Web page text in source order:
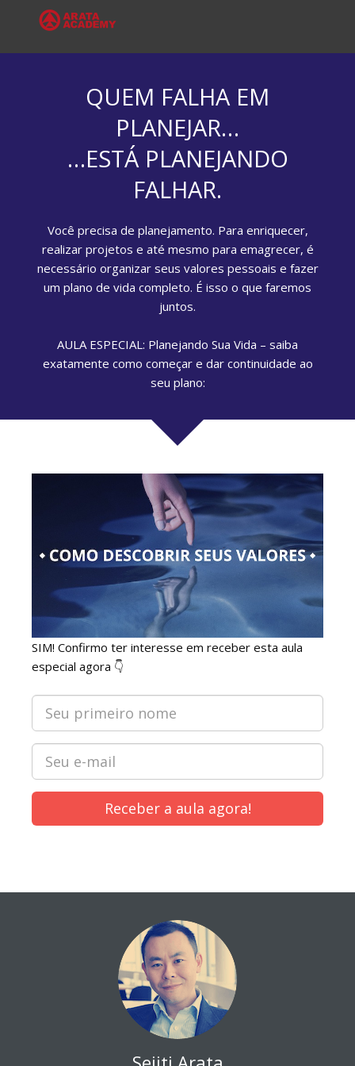
QUEM FALHA EM
PLANEJAR…
…ESTÁ PLANEJANDO
FALHAR.
Você precisa de planejamento. Para enriquecer,
realizar projetos e até mesmo para emagrecer, é
necessário organizar seus valores pessoais e fazer
um plano de vida completo. É isso o que faremos
juntos.
AULA ESPECIAL: Planejando Sua Vida – saiba
exatamente como começar e dar continuidade ao
seu plano:
SIM! Confirmo ter interesse em receber esta aula
especial agora 👇
Receber a aula agora!